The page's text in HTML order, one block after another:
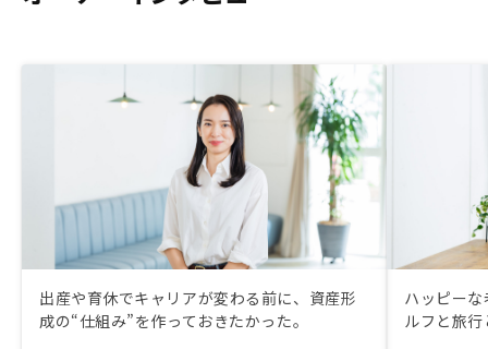
出産や育休でキャリアが変わる前に、資産形
成の“仕組み”を作っておきたかった。
ハッピー
ルフと旅